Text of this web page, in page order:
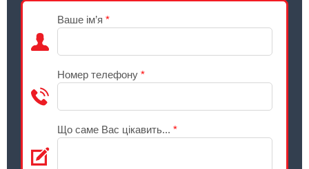
Ваше ім’я *
Номер телефону *
Що саме Вас цікавить... *